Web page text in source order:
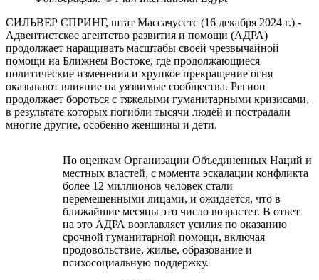
СИЛЬВЕР СПРИНГ, штат Массачусетс (16 декабря 2024 г.) -
Адвентистское агентство развития и помощи (АДРА)
продолжает наращивать масштабы своей чрезвычайной
помощи на Ближнем Востоке, где продолжающиеся
политические изменения и хрупкое прекращение огня
оказывают влияние на уязвимые сообщества. Регион
продолжает бороться с тяжелыми гуманитарными кризисами,
в результате которых погибли тысячи людей и пострадали
многие другие, особенно женщины и дети.
По оценкам Организации Объединенных Наций и
местных властей, с момента эскалации конфликта
более 12 миллионов человек стали
перемещенными лицами, и ожидается, что в
ближайшие месяцы это число возрастет. В ответ
на это АДРА возглавляет усилия по оказанию
срочной гуманитарной помощи, включая
продовольствие, жилье, образование и
психосоциальную поддержку.